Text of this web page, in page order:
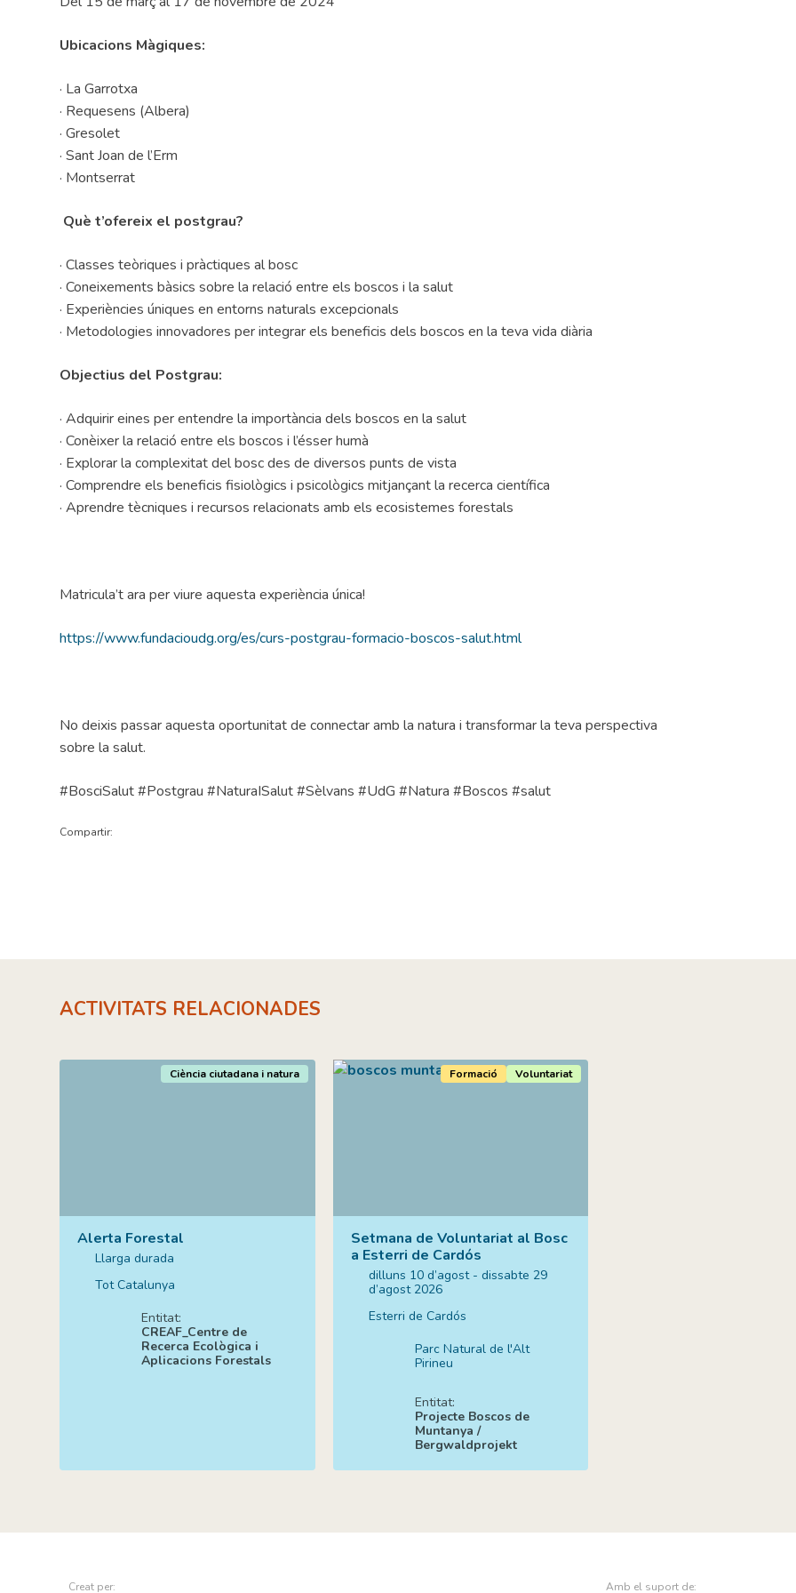
Ubicacions Màgiques:
· La Garrotxa
· Requesens (Albera)
· Gresolet
· Sant Joan de l’Erm
· Montserrat
Què t’ofereix el postgrau?
· Classes teòriques i pràctiques al bosc
· Coneixements bàsics sobre la relació entre els boscos i la salut
· Experiències úniques en entorns naturals excepcionals
· Metodologies innovadores per integrar els beneficis dels boscos en la teva vida diària
Objectius del Postgrau:
· Adquirir eines per entendre la importància dels boscos en la salut
· Conèixer la relació entre els boscos i l’ésser humà
· Explorar la complexitat del bosc des de diversos punts de vista
· Comprendre els beneficis fisiològics i psicològics mitjançant la recerca científica
· Aprendre tècniques i recursos relacionats amb els ecosistemes forestals
Matricula’t ara per viure aquesta experiència única!
https://www.fundacioudg.org/es/curs-postgrau-formacio-boscos-salut.html
No deixis passar aquesta oportunitat de connectar amb la natura i transformar la teva perspectiva
sobre la salut.
#BosciSalut #Postgrau #NaturaISalut #Sèlvans #UdG #Natura #Boscos #salut
Compartir:
ACTIVITATS RELACIONADES
Alerta Forestal
Llarga durada
Tot Catalunya
Ciència ciutadana i natura
Entitat:
CREAF_Centre de
Recerca Ecològica i
Aplicacions Forestals
Setmana de Voluntariat al Bosc
a Esterri de Cardós
dilluns 10 d’agost - dissabte 29
d’agost 2026
Esterri de Cardós
Formació Voluntariat
Parc Natural de l'Alt
Pirineu
Entitat:
Projecte Boscos de
Muntanya /
Bergwaldprojekt
Creat per: Amb el suport de: